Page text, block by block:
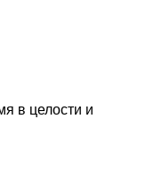
в целости и